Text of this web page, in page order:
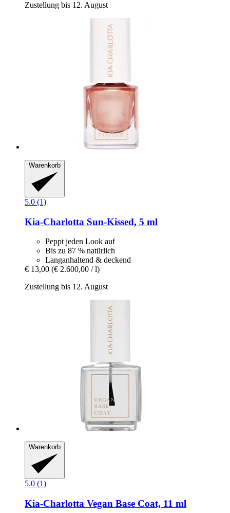
Zustellung bis 12. August
Warenkorb
5.0 (1)
Kia-Charlotta Sun-​Kissed, 5 ml
Peppt jeden Look auf
Bis zu 87 % natürlich
Langanhaltend & deckend
€ 13,00 (€ 2.600,00 / l)
Zustellung bis 12. August
Warenkorb
5.0 (1)
Kia-Charlotta Vegan Base Coat, 11 ml